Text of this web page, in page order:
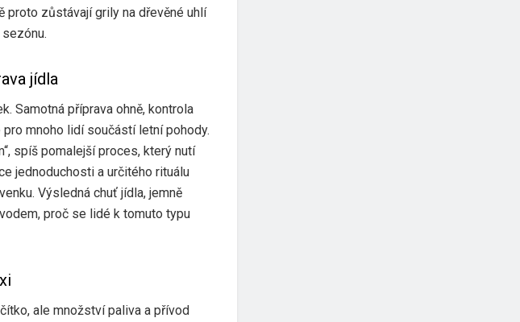
proto zůstávají grily na dřevěné uhlí
jídla
Samotná příprava ohně, kontrola
mnoho lidí součástí letní pohody.
spíš pomalejší proces, který nutí
jednoduchosti a určitého rituálu
Výsledná chuť jídla, jemně
proč se lidé k tomuto typu
ale množství paliva a přívod